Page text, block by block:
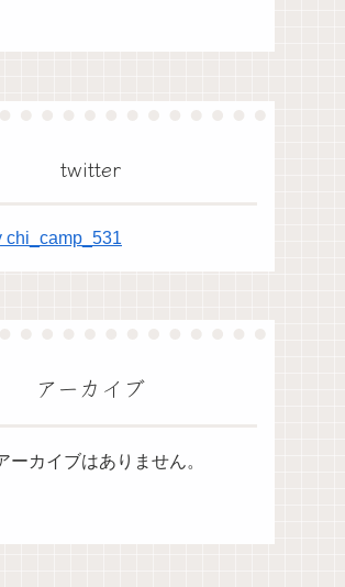
twitter
chi_camp_531
アーカイブ
ーカイブはありません。